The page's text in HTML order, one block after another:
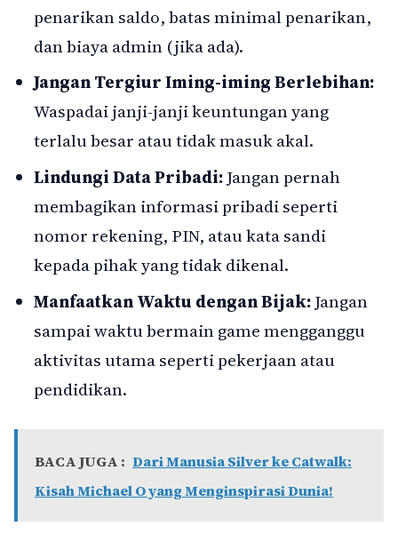
penarikan saldo, batas minimal penarikan,
dan biaya admin (jika ada).
Jangan Tergiur Iming-iming Berlebihan:
Waspadai janji-janji keuntungan yang
terlalu besar atau tidak masuk akal.
Lindungi Data Pribadi:Jangan pernah
membagikan informasi pribadi seperti
nomor rekening, PIN, atau kata sandi
kepada pihak yang tidak dikenal.
Manfaatkan Waktu dengan Bijak:Jangan
sampai waktu bermain game mengganggu
aktivitas utama seperti pekerjaan atau
pendidikan.
BACA JUGA : Dari Manusia Silver ke Catwalk:
Kisah Michael O yang Menginspirasi Dunia!